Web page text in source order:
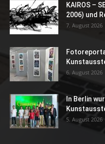
KAIROS –
2006) und
7. August 2026
6. August 2026
In Berlin
5. August 2026